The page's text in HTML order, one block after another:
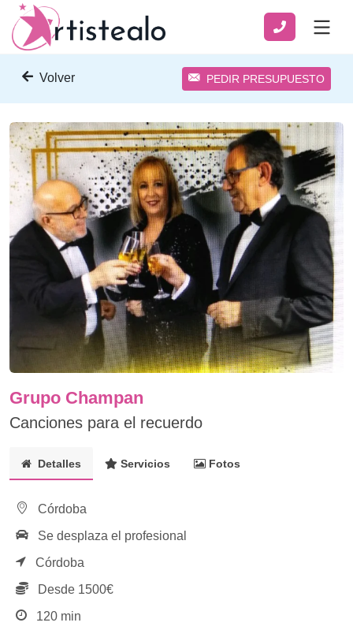
Volver PEDIR PRESUPUESTO
Grupo Champan
Canciones para el recuerdo
Detalles Servicios Fotos
Córdoba
Se desplaza el profesional
Córdoba
Desde 1500€
120 min